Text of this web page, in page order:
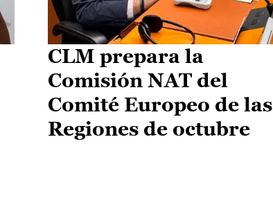
CLM prepara la
Comisión NAT del
Comité Europeo de las
Regiones de octubre